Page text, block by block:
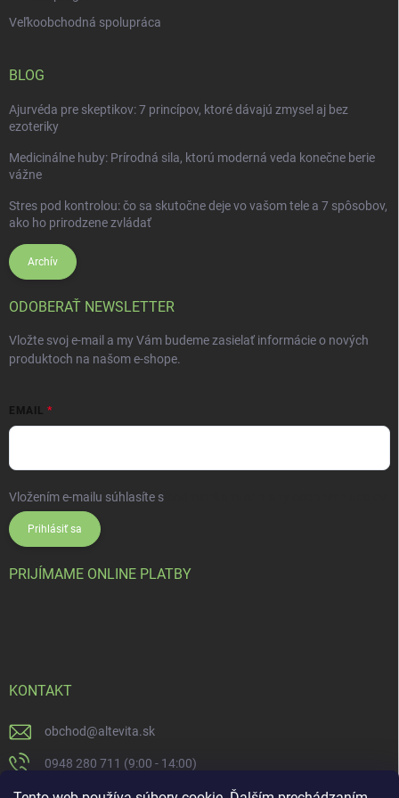
Veľkoobchodná spolupráca
BLOG
Ajurvéda pre skeptikov: 7 princípov, ktoré dávajú zmysel aj bez
ezoteriky
Medicinálne huby: Prírodná sila, ktorú moderná veda konečne berie
vážne
Stres pod kontrolou: čo sa skutočne deje vo vašom tele a 7 spôsobov,
ako ho prirodzene zvládať
Archív
ODOBERAŤ NEWSLETTER
Vložte svoj e-mail a my Vám budeme zasielať informácie o nových
produktoch na našom e-shope.
EMAIL
Vložením e-mailu súhlasíte s
Prihlásiť sa
PRIJÍMAME ONLINE PLATBY
KONTAKT
obchod@altevita.sk
0948 280 711 (9:00 - 14:00)